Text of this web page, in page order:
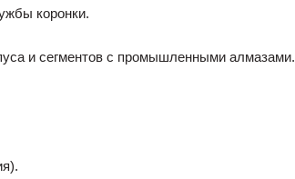
коронки.
и сегментов с промышленными алмазами.